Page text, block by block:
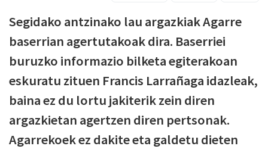
Segidako antzinako lau argazkiak Agarre
baserrian agertutakoak dira. Baserriei
buruzko informazio bilketa egiterakoan
eskuratu zituen Francis Larrañaga idazleak,
baina ez du lortu jakiterik zein diren
argazkietan agertzen diren pertsonak.
Agarrekoek ez dakite eta galdetu dieten